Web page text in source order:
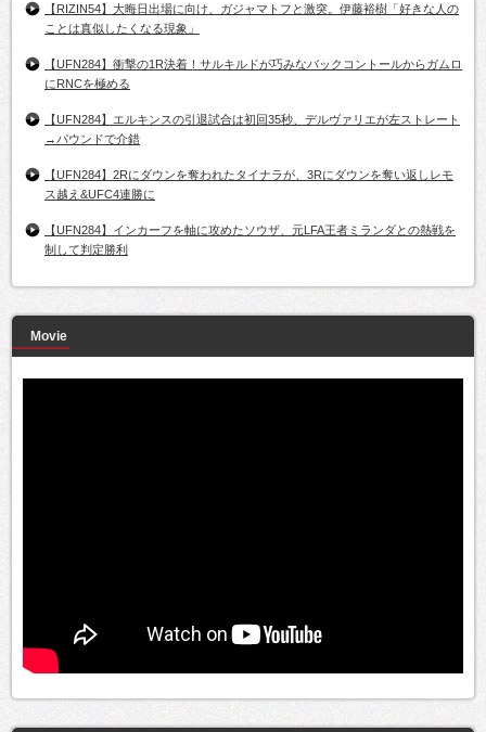
【RIZIN54】大晦日出場に向け、ガジャマトフと激突。伊藤裕樹「好きな人の
ことは真似したくなる現象」
【UFN284】衝撃の1R決着！サルキルドが巧みなバックコントールからガムロ
にRNCを極める
【UFN284】エルキンスの引退試合は初回35秒、デルヴァリエが左ストレート
→パウンドで介錯
【UFN284】2Rにダウンを奪われたタイナラが、3Rにダウンを奪い返しレモ
ス越え&UFC4連勝に
【UFN284】インカーフを軸に攻めたソウザ、元LFA王者ミランダとの熱戦を
制して判定勝利
Movie